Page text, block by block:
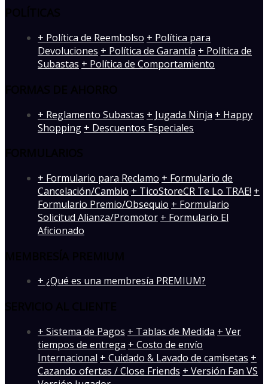
+ Política de Reembolso + Política para
Devoluciones + Política de Garantía + Política de
Subastas + Política de Comportamiento
+ Reglamento Subastas + Jugada Ninja + Happy
Shopping + Descuentos Especiales
+ Formulario para Reclamo + Formulario de
Cancelación/Cambio + TicoStoreCR Te Lo TRAE! +
Formulario Premio/Obsequio + Formulario
Solicitud Alianza/Promotor + Formulario El
Aficionado
+ ¿Qué es una membresía PREMIUM?
+ Sistema de Pagos + Tablas de Medida + Ver
tiempos de entrega + Costo de envío
Internacional + Cuidado & Lavado de camisetas +
Cazando ofertas / Close Friends + Versión Fan VS